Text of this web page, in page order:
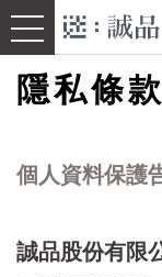
隱私條款
個人資料保護
誠品股份有限